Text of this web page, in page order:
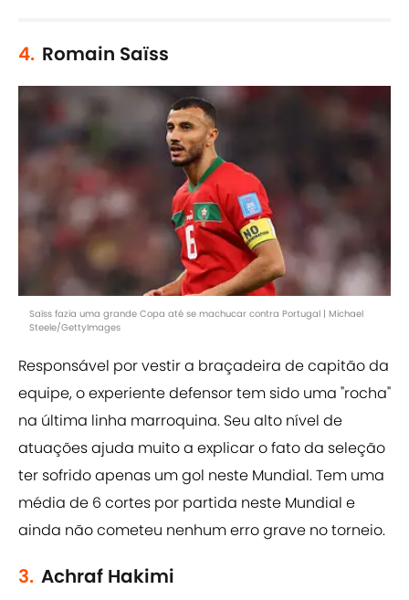
4. Romain Saïss
Saïss fazia uma grande Copa até se machucar contra Portugal | Michael
Steele/GettyImages
Responsável por vestir a braçadeira de capitão da
equipe, o experiente defensor tem sido uma "rocha"
na última linha marroquina. Seu alto nível de
atuações ajuda muito a explicar o fato da seleção
ter sofrido apenas um gol neste Mundial. Tem uma
média de 6 cortes por partida neste Mundial e
ainda não cometeu nenhum erro grave no torneio.
3. Achraf Hakimi